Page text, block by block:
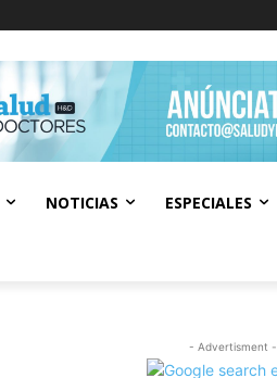
NOTICIAS ESPECIALES
- Advertisment -